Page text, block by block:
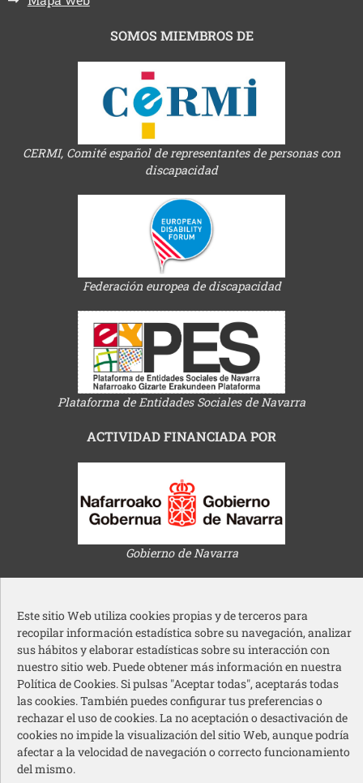
Este sitio Web utiliza cookies propias y de terceros para
recopilar información estadística sobre su navegación, analizar
sus hábitos y elaborar estadísticas sobre su interacción con
nuestro sitio web. Puede obtener más información en nuestra
Política de Cookies. Si pulsas "Aceptar todas", aceptarás todas
las cookies. También puedes configurar tus preferencias o
rechazar el uso de cookies. La no aceptación o desactivación de
cookies no impide la visualización del sitio Web, aunque podría
afectar a la velocidad de navegación o correcto funcionamiento
del mismo.
SOMOS MIEMBROS DE
CERMI, Comité español de representantes de personas con
discapacidad
Federación europea de discapacidad
Plataforma de Entidades Sociales de Navarra
ACTIVIDAD FINANCIADA POR
Gobierno de Navarra
Ayuntamiento de Pamplona